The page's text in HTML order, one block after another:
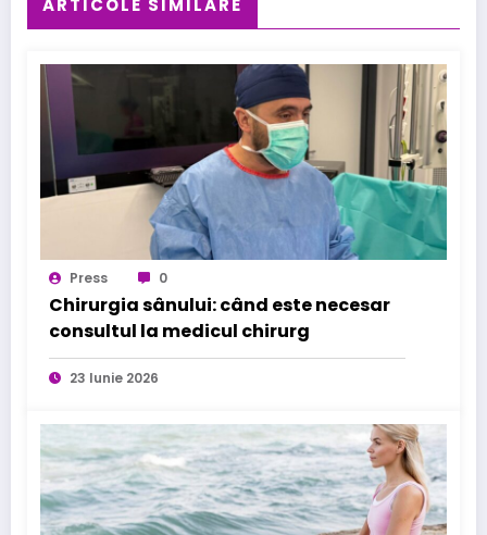
ARTICOLE SIMILARE
Press 0
Chirurgia sânului: când este necesar
consultul la medicul chirurg
23 Iunie 2026